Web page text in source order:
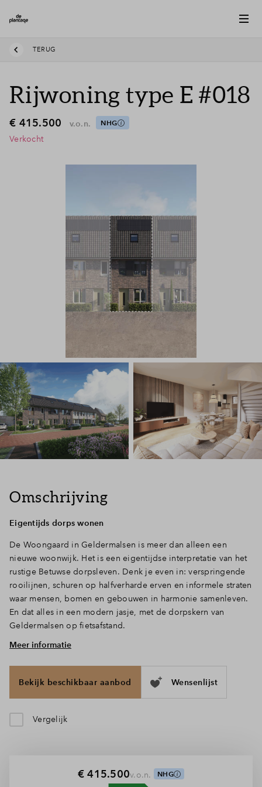
Inloggen
TERUG
Rijwoning type E #018
€ 415.500 v.o.n. NHG
Verkocht
Omschrijving
Eigentijds dorps wonen
De Woongaard in Geldermalsen is meer dan alleen een
nieuwe woonwijk. Het is een eigentijdse interpretatie van het
rustige Betuwse dorpsleven. Denk je even in: verspringende
rooilijnen, schuren op halfverharde erven en informele straten
waar mensen, bomen en gebouwen in harmonie samenleven.
En dat alles in een modern jasje, met de dorpskern van
Geldermalsen op fietsafstand.
Groen thuiskomen
straten van De Woongaard. Hagen, pergola’s en groene
daken zorgen voor kleur en leven, terwijl kinderen
buitenspelen en buren een praatje maken. De rijwoningen
zijn van alle gemakken voorzien en voelen dankzij de slimme
indeling en grote ramen verrassend ruim aan. Met twee
woning voor starters of stellen. De zolder biedt extra ruimte
voor werk, hobby of opslag. De woningen hebben een
Meer informatie
Bekijk beschikbaar aanbod Wensenlijst
Vergelijk
€ 415.500v.o.n. NHG